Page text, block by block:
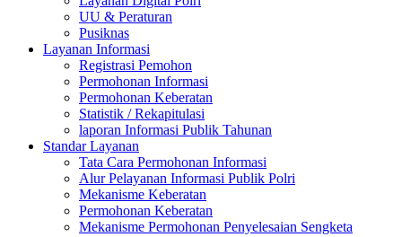
UU & Peraturan
Pusiknas
Layanan Informasi
Registrasi Pemohon
Permohonan Informasi
Permohonan Keberatan
Statistik / Rekapitulasi
laporan Informasi Publik Tahunan
Standar Layanan
Tata Cara Permohonan Informasi
Alur Pelayanan Informasi Publik Polri
Mekanisme Keberatan
Permohonan Keberatan
Mekanisme Permohonan Penyelesaian Sengketa